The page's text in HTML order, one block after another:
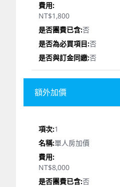
NT$1,800
否
否
否
額外加價
1
單人房加價
NT$8,000
否